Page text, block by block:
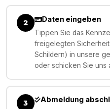
2 Daten eingeben
Tippen Sie das
freigelegten
Schildern) in unsere
oder schicken Sie uns
3 Abmeldung